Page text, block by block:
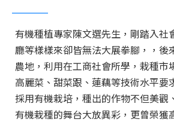
有機種植專家陳文選先生，剛踏入社
廳等樣樣來卻皆無法大展拳腳，，後
農地，利用在工商社會所學，栽種市
高麗菜、甜菜跟、蓮藕等技術水平要
採用有機栽培，種出的作物不但美觀
有機栽種的舞台大放異彩，更曾榮獲